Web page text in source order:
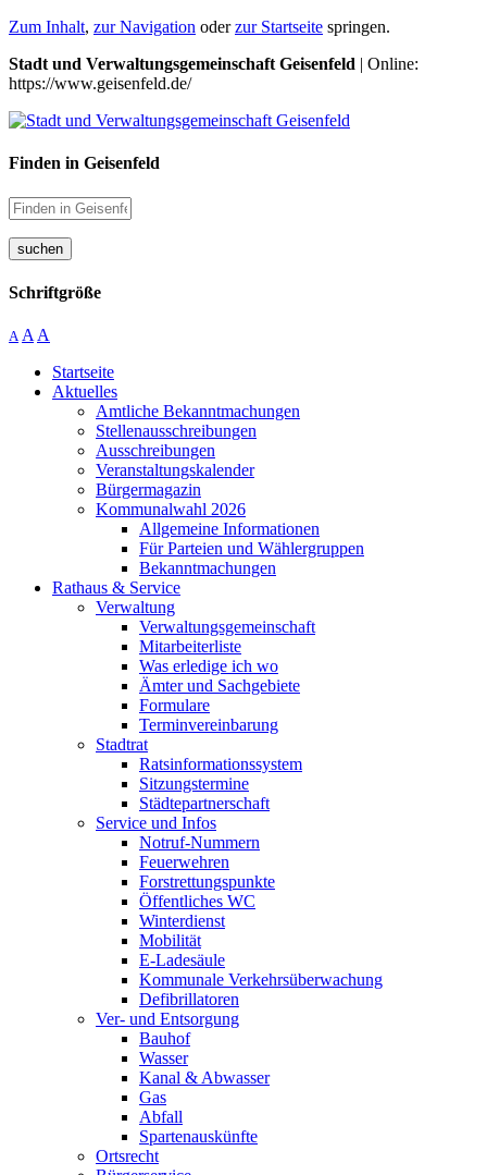
Zum Inhalt, zur Navigation oderzur Startseite springen.
Stadt und Verwaltungsgemeinschaft Geisenfeld | Online:
https://www.geisenfeld.de/
Finden in Geisenfeld
suchen
Schriftgröße
A A A
Startseite
Aktuelles
Amtliche Bekanntmachungen
Stellenausschreibungen
Ausschreibungen
Veranstaltungskalender
Bürgermagazin
Kommunalwahl 2026
Allgemeine Informationen
Für Parteien und Wählergruppen
Bekanntmachungen
Rathaus & Service
Verwaltung
Verwaltungsgemeinschaft
Mitarbeiterliste
Was erledige ich wo
Ämter und Sachgebiete
Formulare
Terminvereinbarung
Stadtrat
Ratsinformationssystem
Sitzungstermine
Städtepartnerschaft
Service und Infos
Notruf-Nummern
Feuerwehren
Forstrettungspunkte
Öffentliches WC
Winterdienst
Mobilität
E-Ladesäule
Kommunale Verkehrsüberwachung
Defibrillatoren
Ver- und Entsorgung
Bauhof
Wasser
Kanal & Abwasser
Gas
Abfall
Spartenauskünfte
Ortsrecht